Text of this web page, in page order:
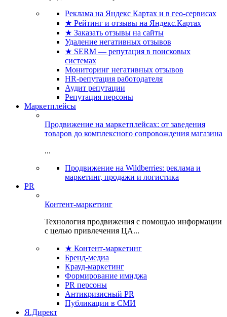
Реклама на Яндекс Картах и в гео-сервисах
★ Рейтинг и отзывы на Яндекс.Картах
★ Заказать отзывы на сайты
Удаление негативных отзывов
★ SERM — репутация в поисковых
системах
Мониторинг негативных отзывов
HR-репутация работодателя
Аудит репутации
Репутация персоны
Маркетплейсы
Продвижение на маркетплейсах: от заведения
товаров до комплексного сопровождения магазина
...
Продвижение на Wildberries: реклама и
маркетинг, продажи и логистика
PR
Контент-маркетинг
Технология продвижения с помощью информации
с целью привлечения ЦА...
★ Контент-маркетинг
Бренд-медиа
Крауд-маркетинг
Формирование имиджа
PR персоны
Антикризисный PR
Публикации в СМИ
Я.Директ